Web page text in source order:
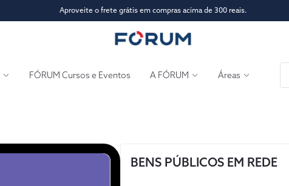
Aproveite o frete grátis em compras acima de 300 reais.
FÓRUM Cursos e Eventos A FÓRUM Áreas
BENS PÚBLICOS EM REDE